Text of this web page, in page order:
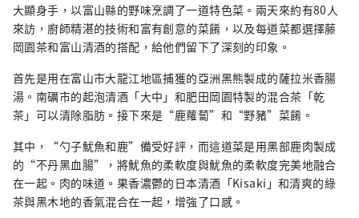
大顯身手，以富山縣的野味烹調了一道特色菜。兩天來約有80人
來訪，廚師精湛的技術和富有創意的菜餚，以及每道菜都選擇藤
岡園茶和富山清酒的搭配，給他們留下了深刻的印象。
首先是用在富山市大龍江地區捕獲的亞洲黑熊製成的薩拉米香腸
湯。南礪市的起泡清酒「大中」和肥田岡園特製的混合茶「乾
茶」可以清除脂肪。接下來是“鹿蘿蔔”和“野豬”菜餚。
其中，“勺子魷魚和鹿”備受好評，而這道菜是用黑部鹿肉製成
的“不丹黑血腸”，將魷魚的柔軟度與魷魚的柔軟度完美地融合
在一起。肉的味道。果香濃鬱的日本清酒「Kisaki」和清爽的綠
茶與黑木地的香氣混合在一起，增強了口感。